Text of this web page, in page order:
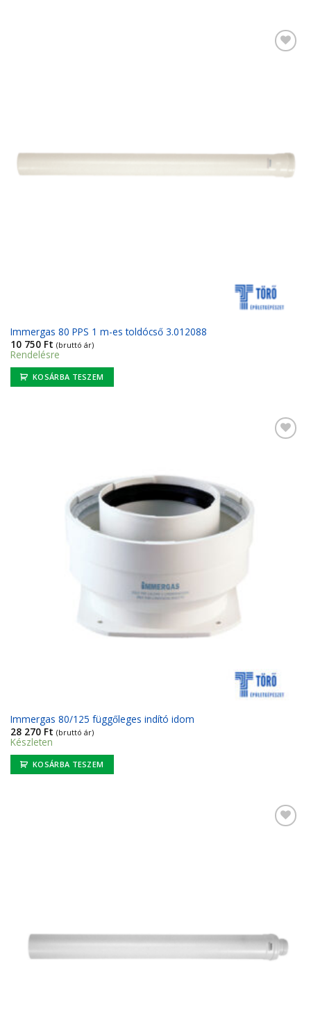
Immergas 80 PPS 1 m-es toldócső 3.012088
10 750 Ft (bruttó ár)
Rendelésre
KOSÁRBA TESZEM
Immergas 80/125 függőleges indító idom
28 270 Ft (bruttó ár)
Készleten
KOSÁRBA TESZEM